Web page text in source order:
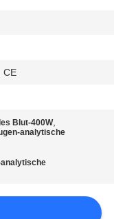
CE
Blut-400W,
analytische